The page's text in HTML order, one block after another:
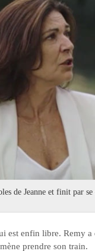
de Jeanne et finit par se
est enfin libre. Remy
prendre son train.